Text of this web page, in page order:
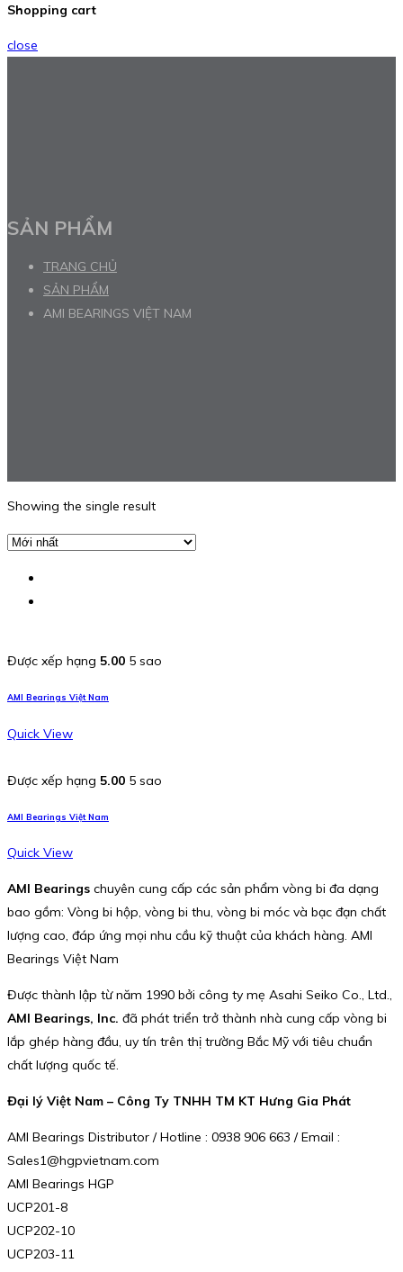
Shopping cart
close
SẢN PHẨM
TRANG CHỦ
SẢN PHẨM
AMI BEARINGS VIỆT NAM
Showing the single result
Được xếp hạng 5.00 5 sao
AMI Bearings Việt Nam
Quick View
Được xếp hạng 5.00 5 sao
AMI Bearings Việt Nam
Quick View
AMI Bearings chuyên cung cấp các sản phẩm vòng bi đa dạng
bao gồm: Vòng bi hộp, vòng bi thu, vòng bi móc và bạc đạn chất
lượng cao, đáp ứng mọi nhu cầu kỹ thuật của khách hàng. AMI
Bearings Việt Nam
Được thành lập từ năm 1990 bởi công ty mẹ Asahi Seiko Co., Ltd.,
AMI Bearings, Inc. đã phát triển trở thành nhà cung cấp vòng bi
lắp ghép hàng đầu, uy tín trên thị trường Bắc Mỹ với tiêu chuẩn
chất lượng quốc tế.
Đại lý Việt Nam – Công Ty TNHH TM KT Hưng Gia Phát
AMI Bearings Distributor / Hotline : 0938 906 663 / Email :
Sales1@hgpvietnam.com
AMI Bearings HGP
UCP201-8
UCP202-10
UCP203-11